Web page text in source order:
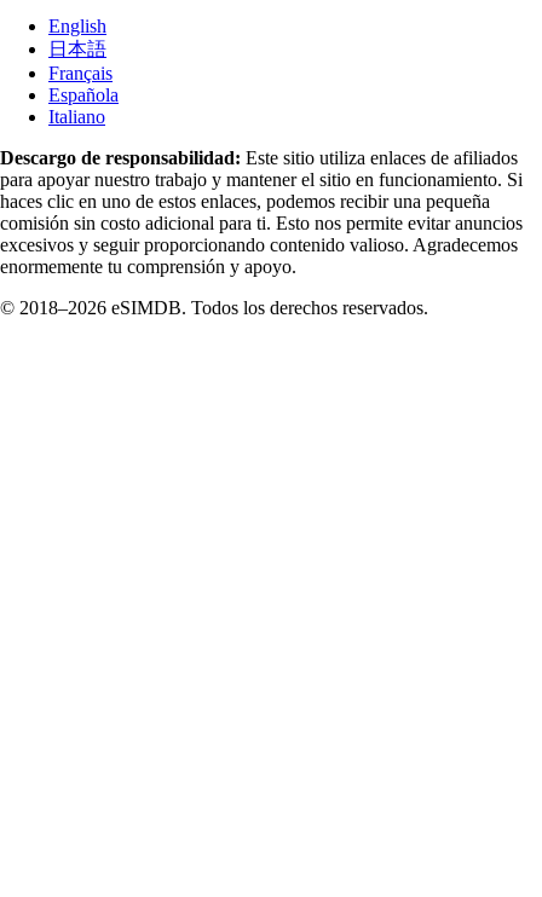
English
日本語
Français
Española
Italiano
Descargo de responsabilidad: Este sitio utiliza enlaces de afiliados
para apoyar nuestro trabajo y mantener el sitio en funcionamiento. Si
haces clic en uno de estos enlaces, podemos recibir una pequeña
comisión sin costo adicional para ti. Esto nos permite evitar anuncios
excesivos y seguir proporcionando contenido valioso. Agradecemos
enormemente tu comprensión y apoyo.
© 2018–2026 eSIMDB. Todos los derechos reservados.